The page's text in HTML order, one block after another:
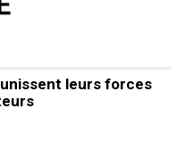
unissent leurs forces